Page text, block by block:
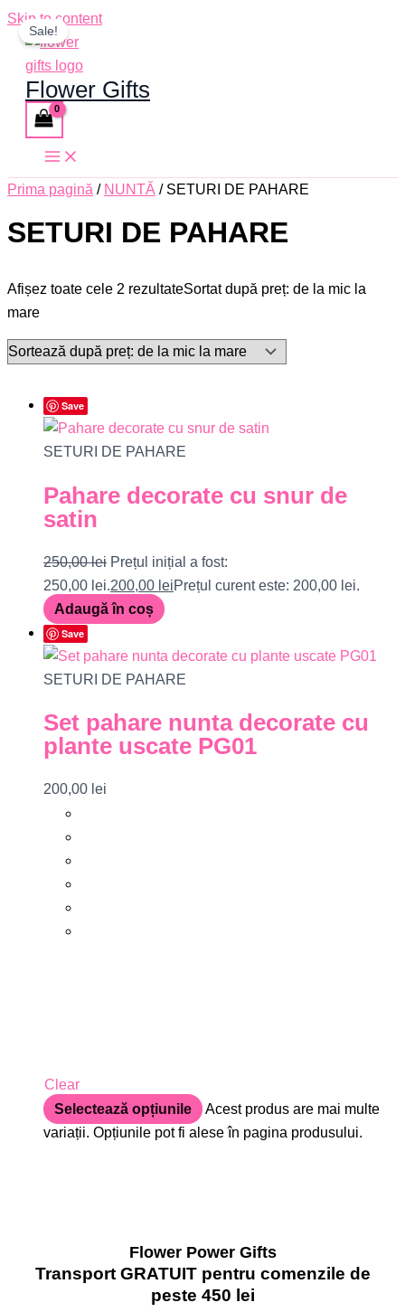
Skip to content
Flower Gifts
Prima pagină / NUNTĂ / SETURI DE PAHARE
SETURI DE PAHARE
Afișez toate cele 2 rezultateSortat după preț: de la mic la
mare
Save
Sale!
SETURI DE PAHARE
Pahare decorate cu snur de
satin
250,00lei Prețul inițial a fost:
250,00 lei.200,00 leiPrețul curent este: 200,00 lei.
Adaugă în coș
Save
SETURI DE PAHARE
Set pahare nunta decorate cu
plante uscate PG01
200,00 lei
Clear
Selectează opțiunile
Acest produs are mai multe
variații. Opțiunile pot fi alese în pagina produsului.
Flower Power Gifts
Transport GRATUIT pentru comenzile de
peste 450 lei